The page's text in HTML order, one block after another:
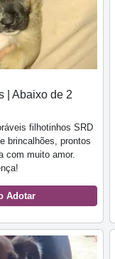
| Abaixo de 2
filhotinhos SRD
brincalhões, prontos
com muito amor.
Adotar